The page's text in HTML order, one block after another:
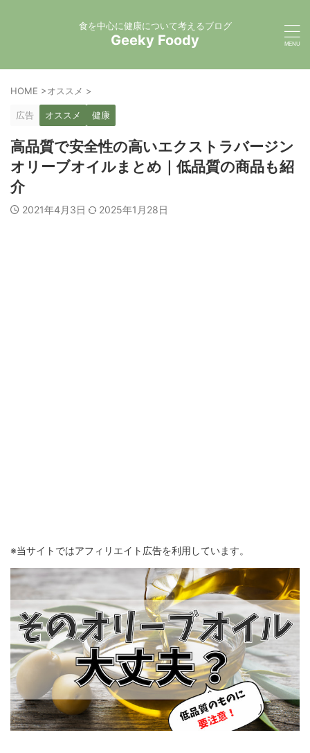
食を中心に健康について考えるブログ
Geeky Foody
HOME >オススメ >
広告 オススメ 健康
高品質で安全性の高いエクストラバージン
オリーブオイルまとめ｜低品質の商品も紹
介
2021年4月3日 2025年1月28日
※当サイトではアフィリエイト広告を利用しています。